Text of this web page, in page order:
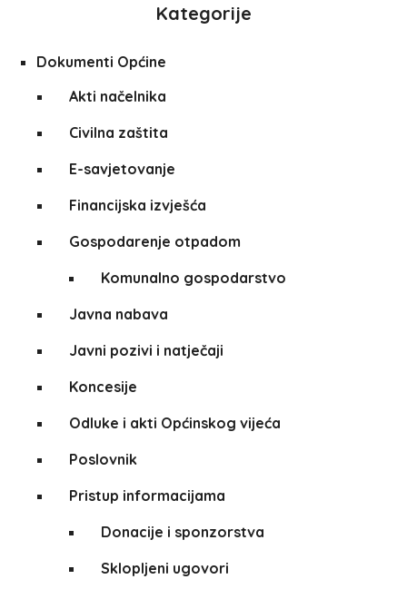
Kategorije
Dokumenti Općine
Akti načelnika
Civilna zaštita
E-savjetovanje
Financijska izvješća
Gospodarenje otpadom
Komunalno gospodarstvo
Javna nabava
Javni pozivi i natječaji
Koncesije
Odluke i akti Općinskog vijeća
Poslovnik
Pristup informacijama
Donacije i sponzorstva
Sklopljeni ugovori